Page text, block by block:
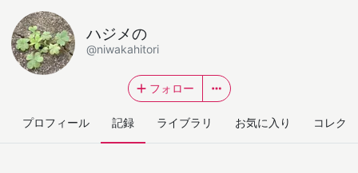
ハジメの
@niwakahitori
フォロー
プロフィール 記録 ライブラリ お気に入り コレク